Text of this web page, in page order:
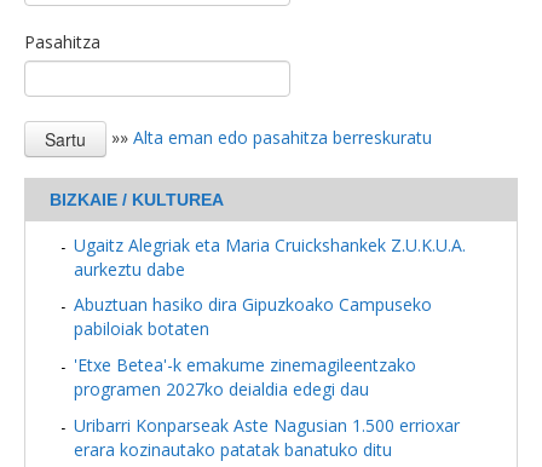
Pasahitza
»» Alta eman edo pasahitza berreskuratu
BIZKAIE / KULTUREA
Ugaitz Alegriak eta Maria Cruickshankek Z.U.K.U.A.
aurkeztu dabe
Abuztuan hasiko dira Gipuzkoako Campuseko
pabiloiak botaten
'Etxe Betea'-k emakume zinemagileentzako
programen 2027ko deialdia edegi dau
Uribarri Konparseak Aste Nagusian 1.500 errioxar
erara kozinautako patatak banatuko ditu